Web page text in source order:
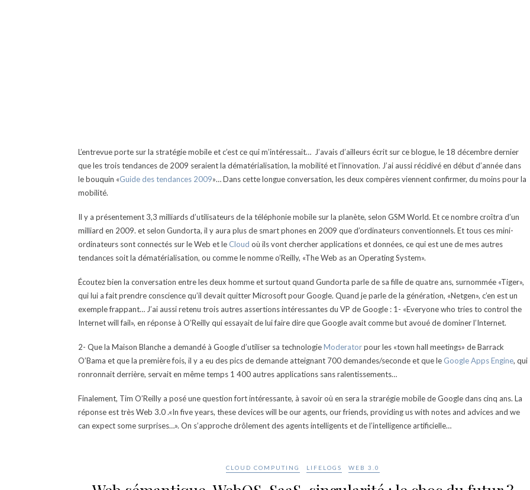
L’entrevue porte sur la stratégie mobile et c’est ce qui m’intéressait… J’avais d’ailleurs écrit sur ce blogue, le 18 décembre dernier
que les trois tendances de 2009 seraient la dématérialisation, la mobilité et l’innovation. J’ai aussi récidivé en début d’année dans
le bouquin «Guide des tendances 2009»… Dans cette longue conversation, les deux compères viennent confirmer, du moins pour la
mobilité.
Il y a présentement 3,3 milliards d’utilisateurs de la téléphonie mobile sur la planète, selon GSM World. Et ce nombre croîtra d’un
milliard en 2009. et selon Gundorta, il y aura plus de smart phones en 2009 que d’ordinateurs conventionnels. Et tous ces mini-
ordinateurs sont connectés sur le Web et le Cloud où ils vont chercher applications et données, ce qui est une de mes autres
tendances soit la dématérialisation, ou comme le nomme o’Reilly, «The Web as an Operating System».
Écoutez bien la conversation entre les deux homme et surtout quand Gundorta parle de sa fille de quatre ans, surnommée «Tiger»,
qui lui a fait prendre conscience qu’il devait quitter Microsoft pour Google. Quand je parle de la génération, «Netgen», c’en est un
exemple frappant… J’ai aussi retenu trois autres assertions intéressantes du VP de Google : 1- «Everyone who tries to control the
Internet will fail», en réponse à O’Reilly qui essayait de lui faire dire que Google avait comme but avoué de dominer l’Internet.
2- Que la Maison Blanche a demandé à Google d’utiliser sa technologieModeratorpour les «town hall meetings» de Barrack
O’Bama et que la première fois, il y a eu des pics de demande atteignant 700 demandes/seconde et que le Google Apps Engine, qui
ronronnait derrière, servait en même temps 1 400 autres applications sans ralentissements…
Finalement, Tim O’Reilly a posé une question fort intéressante, à savoir où en sera la strarégie mobile de Google dans cinq ans. La
réponse est très Web 3.0 .«In five years, these devices will be our agents, our friends, providing us with notes and advices and we
can expect some surprises…». On s’approche drôlement des agents intelligents et de l’intelligence artificielle…
CLOUD COMPUTING LIFELOGS WEB 3.0